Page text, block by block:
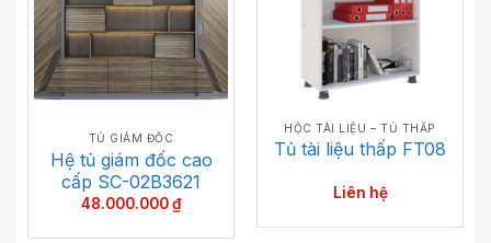
TỦ GIÁM ĐỐC
Hệ tủ giám đốc cao
cấp SC-02B3621
48.000.000₫
HỘC TÀI LIỆU – TỦ THẤP
Tủ tài liệu thấp FT08
Liên hệ